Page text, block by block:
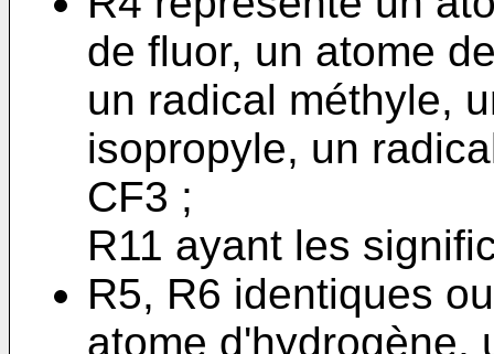
de fluor, un atome
un radical méthyle,
isopropyle, un
CF3 ;
R11 ayant les
R5, R6 identiques
atome d'hydrogène,